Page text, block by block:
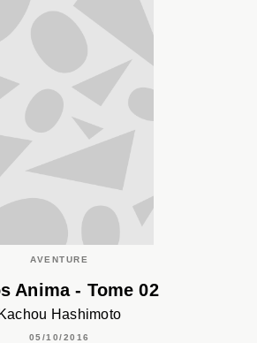
AVENTURE
Anima - Tome 02
Kachou Hashimoto
05/10/2016